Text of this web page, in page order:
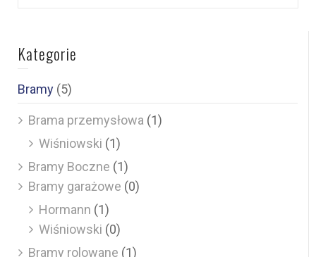
Kategorie
Bramy (5)
Brama przemysłowa (1)
Wiśniowski (1)
Bramy Boczne (1)
Bramy garażowe (0)
Hormann (1)
Wiśniowski (0)
Bramy rolowane (1)